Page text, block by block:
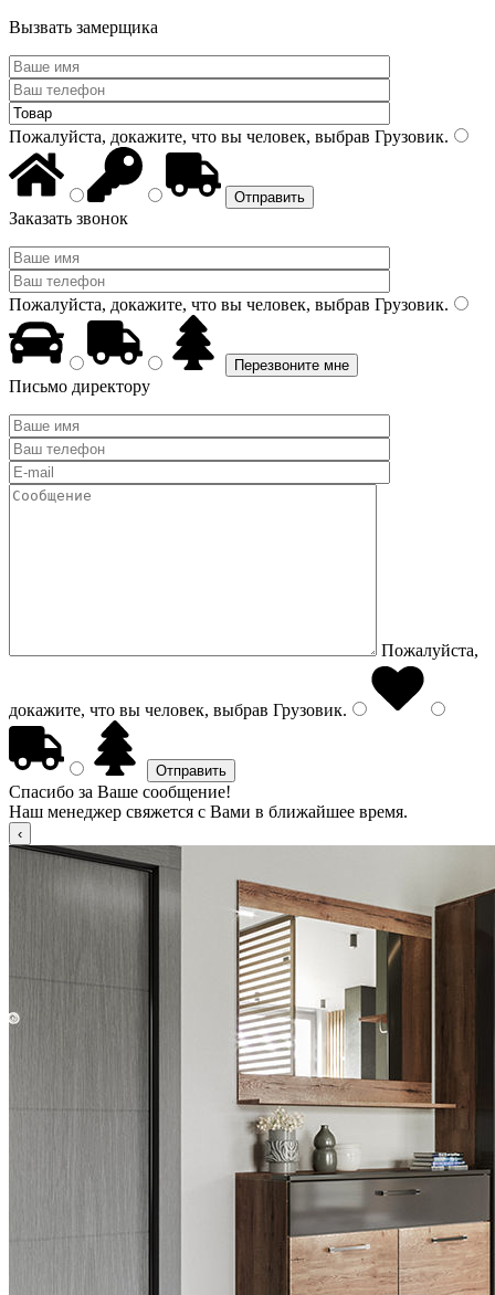
Вызвать замерщика
Пожалуйста, докажите, что вы человек, выбрав Грузовик.
Заказать звонок
Пожалуйста, докажите, что вы человек, выбрав Грузовик.
Письмо директору
Пожалуйста,
докажите, что вы человек, выбрав Грузовик.
Спасибо за Ваше сообщение!
Наш менеджер свяжется с Вами в ближайшее время.